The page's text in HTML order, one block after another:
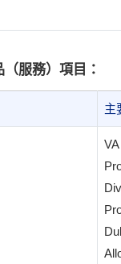
服務）項目：
主